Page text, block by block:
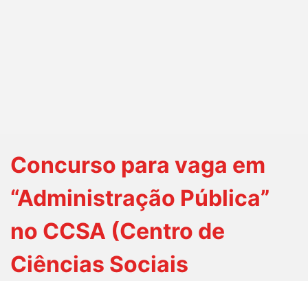
Concurso para vaga em
“Administração Pública”
no CCSA (Centro de
Ciências Sociais